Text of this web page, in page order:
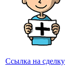
Ссылка на сделку